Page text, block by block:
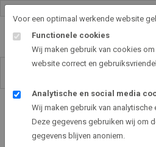
Voor een optimaal werkende website
Functionele cookies
Wij maken gebruik van cookies
website correct en
Analytische en social media
Wij maken gebruik van
Deze gegevens gebruiken wij om
gegevens blijven anoniem.
Art2EXPO GallerySHOP - de leukste kunst
Sports design II